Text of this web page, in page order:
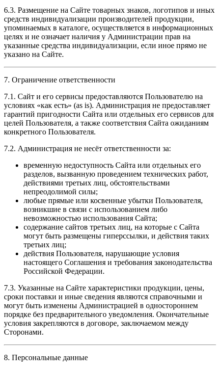
6.3. Размещение на Сайте товарных знаков, логотипов и иных
средств индивидуализации производителей продукции,
упоминаемых в каталоге, осуществляется в информационных
целях и не означает наличия у Администрации прав на
указанные средства индивидуализации, если иное прямо не
указано на Сайте.
7. Ограничение ответственности
7.1. Сайт и его сервисы предоставляются Пользователю на
условиях «как есть» (as is). Администрация не предоставляет
гарантий пригодности Сайта или отдельных его сервисов для
целей Пользователя, а также соответствия Сайта ожиданиям
конкретного Пользователя.
7.2. Администрация не несёт ответственности за:
временную недоступность Сайта или отдельных его
разделов, вызванную проведением технических работ,
действиями третьих лиц, обстоятельствами
непреодолимой силы;
любые прямые или косвенные убытки Пользователя,
возникшие в связи с использованием либо
невозможностью использования Сайта;
содержание сайтов третьих лиц, на которые с Сайта
могут быть размещены гиперссылки, и действия таких
третьих лиц;
действия Пользователя, нарушающие условия
настоящего Соглашения и требования законодательства
Российской Федерации.
7.3. Указанные на Сайте характеристики продукции, цены,
сроки поставки и иные сведения являются справочными и
могут быть изменены Администрацией в одностороннем
порядке без предварительного уведомления. Окончательные
условия закрепляются в договоре, заключаемом между
Сторонами.
8. Персональные данные